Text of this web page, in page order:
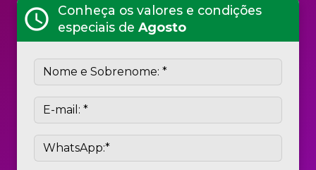
personÁrea do Aluno schoolQuero ser Aluno
schedule
Conheça os valores e condições
especiais de Agosto